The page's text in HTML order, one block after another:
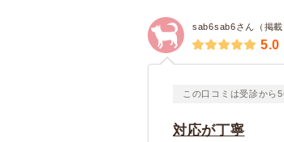
sab6sab6さん（掲載
5.0
この口コミは受診から
対応が丁寧